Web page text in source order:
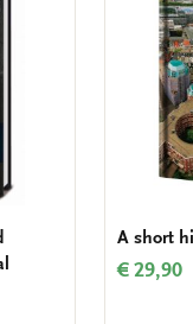
A short
€ 29,90